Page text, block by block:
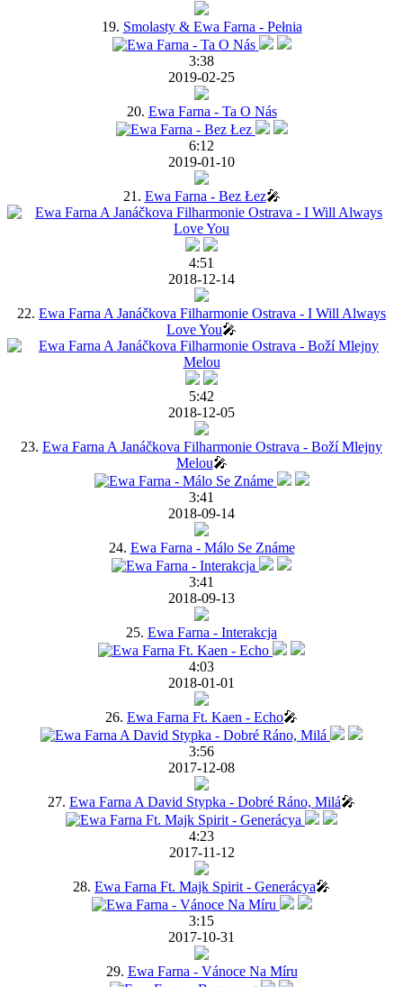
19. Smolasty & Ewa Farna - Pełnia
3:38
2019-02-25
20. Ewa Farna - Ta O Nás
6:12
2019-01-10
21. Ewa Farna - Bez Łez🎤
4:51
2018-12-14
22. Ewa Farna A Janáčkova Filharmonie Ostrava - I Will Always
Love You🎤
5:42
2018-12-05
23. Ewa Farna A Janáčkova Filharmonie Ostrava - Boží Mlejny
Melou🎤
3:41
2018-09-14
24. Ewa Farna - Málo Se Známe
3:41
2018-09-13
25. Ewa Farna - Interakcja
4:03
2018-01-01
26. Ewa Farna Ft. Kaen - Echo🎤
3:56
2017-12-08
27. Ewa Farna A David Stypka - Dobré Ráno, Milá🎤
4:23
2017-11-12
28. Ewa Farna Ft. Majk Spirit - Generácya🎤
3:15
2017-10-31
29. Ewa Farna - Vánoce Na Míru